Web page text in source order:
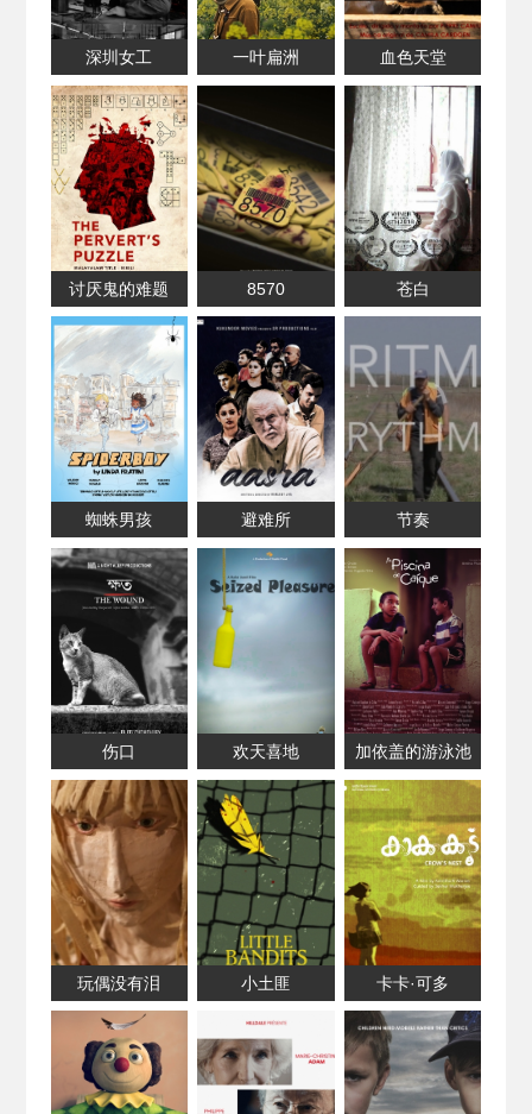
深圳女工 一叶扁洲 血色天堂
讨厌鬼的难题 8570 苍白
蜘蛛男孩 避难所 节奏
伤口 欢天喜地 加依盖的游泳池
玩偶没有泪 小土匪 卡卡·可多